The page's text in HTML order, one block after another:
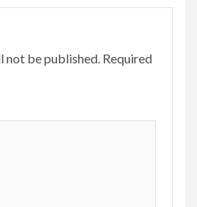
not be published. Required